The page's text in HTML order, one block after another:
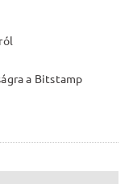
a Bitstamp